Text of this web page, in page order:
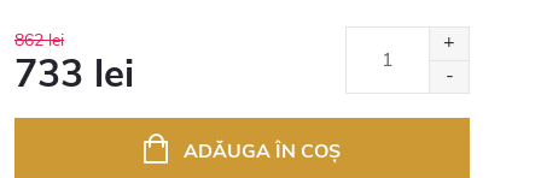
862 lei
733 lei
ADĂUGA ÎN COŞ